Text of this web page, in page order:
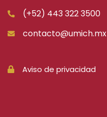
(+52) 443 322 3500
contacto@umich.mx
Aviso de privacidad